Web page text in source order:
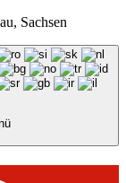
Sachsen